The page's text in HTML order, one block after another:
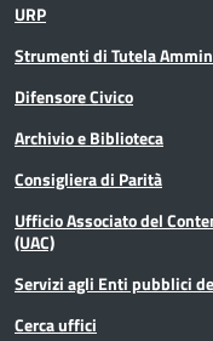
URP
Strumenti di Tutela
Difensore Civico
Archivio e Biblioteca
Consigliera di Parità
Ufficio Associato del
(UAC)
Servizi agli Enti pubblici
Cerca uffici